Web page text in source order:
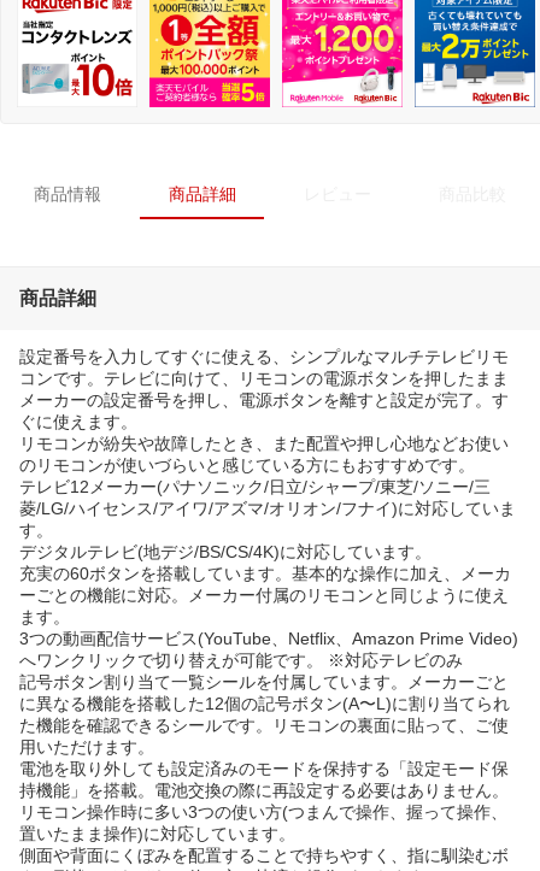
商品情報 商品詳細
商品詳細
設定番号を入力してすぐに使える、シンプルなマルチテレビリモ
コンです。テレビに向けて、リモコンの電源ボタンを押したまま
メーカーの設定番号を押し、電源ボタンを離すと設定が完了。す
ぐに使えます。
リモコンが紛失や故障したとき、また配置や押し心地などお使い
のリモコンが使いづらいと感じている方にもおすすめです。
テレビ12メーカー(パナソニック/日立/シャープ/東芝/ソニー/三
菱/LG/ハイセンス/アイワ/アズマ/オリオン/フナイ)に対応していま
す。
デジタルテレビ(地デジ/BS/CS/4K)に対応しています。
充実の60ボタンを搭載しています。基本的な操作に加え、メーカ
ーごとの機能に対応。メーカー付属のリモコンと同じように使え
ます。
3つの動画配信サービス(YouTube、Netflix、Amazon Prime Video)
へワンクリックで切り替えが可能です。 ※対応テレビのみ
記号ボタン割り当て一覧シールを付属しています。メーカーごと
に異なる機能を搭載した12個の記号ボタン(A〜L)に割り当てられ
た機能を確認できるシールです。リモコンの裏面に貼って、ご使
用いただけます。
電池を取り外しても設定済みのモードを保持する「設定モード保
持機能」を搭載。電池交換の際に再設定する必要はありません。
リモコン操作時に多い3つの使い方(つまんで操作、握って操作、
置いたまま操作)に対応しています。
側面や背面にくぼみを配置することで持ちやすく、指に馴染むボ